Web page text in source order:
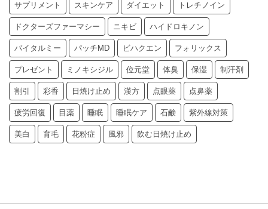
サプリメント スキンケア ダイエット トレチノイン
ドクターズファーマシー ニキビ ハイドロキノン
バイタルミー パッチMD ビハクエン フォリックス
プレゼント ミノキシジル 位元堂 体臭 保湿 制汗剤
割引 彩香 日焼け止め 漢方 点眼薬 点鼻薬
疲労回復 目薬 睡眠 睡眠ケア 石鹸 紫外線対策
美白 育毛 花粉症 風邪 飲む日焼け止め